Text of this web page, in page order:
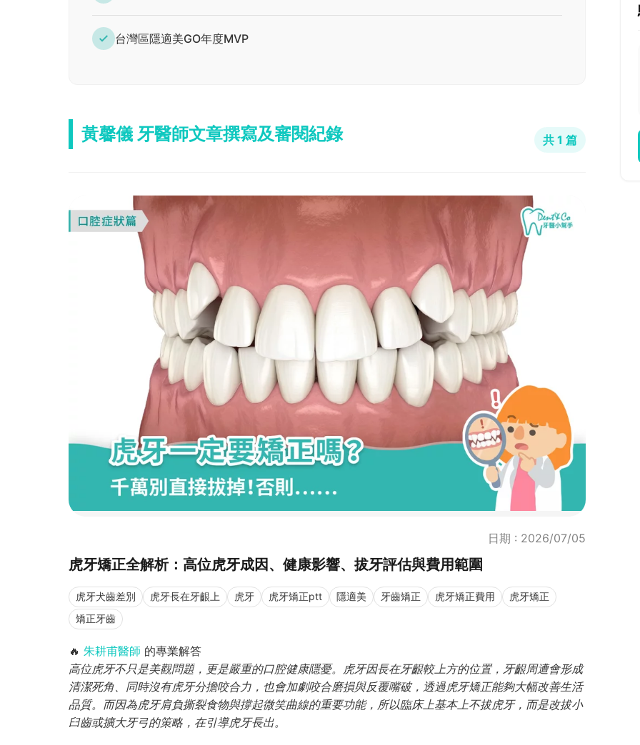
台灣區隱適美GO年度MVP
黃馨儀 牙醫師文章撰寫及審閱紀錄 共 1 篇
日期 : 2026/07/05
虎牙矯正全解析：高位虎牙成因、健康影響、拔牙評估與費用範圍
虎牙犬齒差別 虎牙長在牙齦上 虎牙 虎牙矯正ptt 隱適美 牙齒矯正 虎牙矯正費用
虎牙矯正
矯正牙齒
🔥 朱耕甫醫師 的專業解答
高位虎牙不只是美觀問題，更是嚴重的口腔健康隱憂。虎牙因長在牙齦較上方的位置，牙齦周遭會形成
清潔死角、同時沒有虎牙分擔咬合力，也會加劇咬合磨損與反覆嘴破，透過虎牙矯正能夠大幅改善生活
品質。而因為虎牙肩負撕裂食物與撐起微笑曲線的重要功能，所以臨床上基本上不拔虎牙，而是改拔小
臼齒或擴大牙弓的策略，在引導虎牙長出。